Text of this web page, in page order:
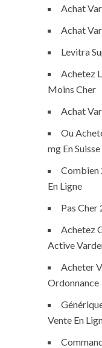
Achat
Achat
Levitra
Achetez
Moins Cher
Achat
Ou
mg En Suisse
Combien
En Ligne
Pas Cher
Achetez
Active
Acheter
Ordonnance
Vente En